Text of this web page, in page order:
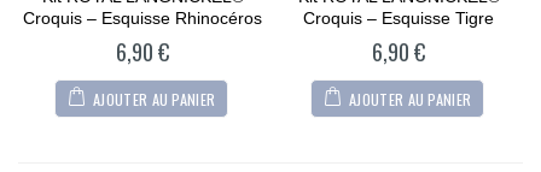
out
of
Croquis – Esquisse Rhinocéros
6,90€
AJOUTER AU PANIER
out
of
Croquis – Esquisse Tigre
6,90€
AJOUTER AU PANIER